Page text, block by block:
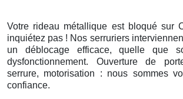
Votre rideau métallique est bloqué sur
inquiétez pas ! Nos serruriers
un déblocage efficace, quelle que
dysfonctionnement. Ouverture de
serrure, motorisation : nous sommes
confiance.